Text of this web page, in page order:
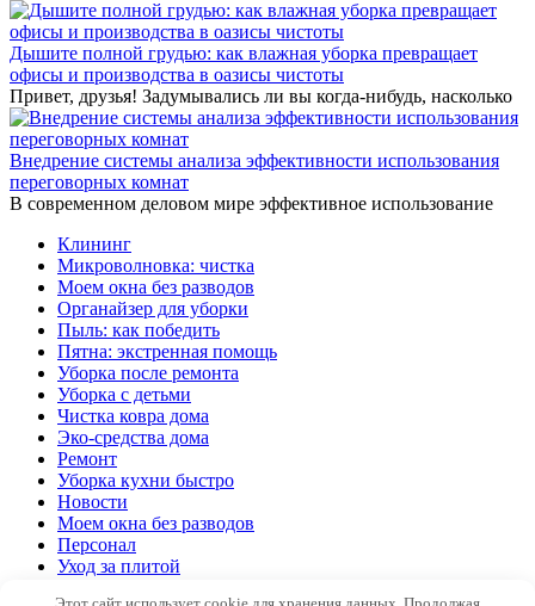
Дышите полной грудью: как влажная уборка превращает
офисы и производства в оазисы чистоты
Привет, друзья! Задумывались ли вы когда-нибудь, насколько
Внедрение системы анализа эффективности использования
переговорных комнат
В современном деловом мире эффективное использование
Клининг
Микроволновка: чистка
Моем окна без разводов
Органайзер для уборки
Пыль: как победить
Пятна: экстренная помощь
Уборка после ремонта
Уборка с детьми
Чистка ковра дома
Эко-средства дома
Ремонт
Уборка кухни быстро
Новости
Моем окна без разводов
Персонал
Уход за плитой